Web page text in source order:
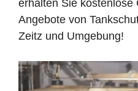
erhalten Sie kostenlose
Angebote von
Zeitz und Umgebung!